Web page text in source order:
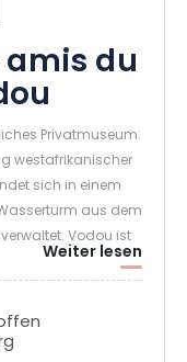
du
Privatmuseum:
westafrikanischer
sich in einem
aus dem
Vodou ist
Praktiken, Ritualen
Er stammt
Wurzeln genauer
In der Form, in
Weiter lesen